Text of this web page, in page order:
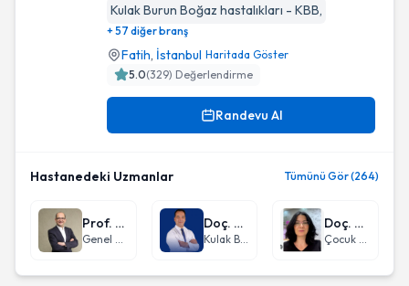
Kulak Burun Boğaz hastalıkları - KBB,
+ 57 diğer branş
Fatih, İstanbul Haritada Göster
5.0(329) Değerlendirme
Randevu Al
Hastanedeki Uzmanlar Tümünü Gör (264)
Prof. Dr. Fatih Yanar
Genel Cerrahi
Doç. Dr. Levent Aydemir
Kulak Burun Boğaz hastalıkları - KBB
Doç. Dr. Tuğçe Aksu Uzunhan
Çocuk Sağlığı ve Hastalıkları